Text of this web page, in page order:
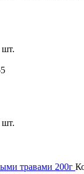
шт.
шт.
травами 200г